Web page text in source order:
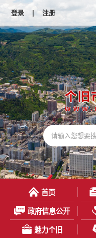
登录 | 注册
首页
政府信息公开
魅力个旧